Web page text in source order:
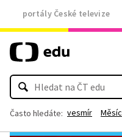
portály České televize
Často hledáte: vesmír Měsíc